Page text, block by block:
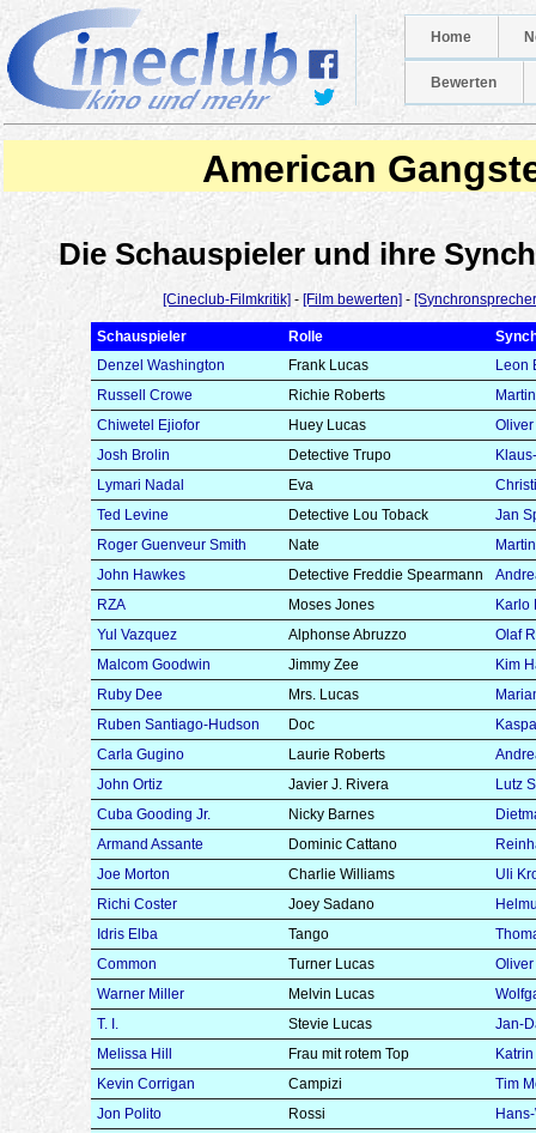
Home
Bewerten
American
Die Schauspieler und ihre
[Cineclub-Filmkritik] - [Film bewerten] -
Schauspieler Rolle
Denzel Washington
Frank Lucas
Leon
Russell Crowe
Richie Roberts
Chiwetel Ejiofor
Huey Lucas
Josh Brolin
Detective Trupo
Lymari Nadal
Eva
Ted Levine
Detective Lou Toback
Jan
Roger Guenveur Smith
Nate
John Hawkes
Detective Freddie Spearmann
RZA
Moses Jones
Karlo
Yul Vazquez
Alphonse Abruzzo
Olaf
Malcom Goodwin
Jimmy Zee
Kim
Ruby Dee
Mrs. Lucas
Ruben Santiago-Hudson
Doc
Carla Gugino
Laurie Roberts
John Ortiz
Javier J. Rivera
Lutz
Cuba Gooding Jr.
Nicky Barnes
Armand Assante
Dominic Cattano
Joe Morton
Charlie Williams
Uli
Richi Coster
Joey Sadano
Idris Elba
Tango
Common
Turner Lucas
Warner Miller
Melvin Lucas
T. I.
Stevie Lucas
Jan-
Melissa Hill
Frau mit rotem Top
Kevin Corrigan
Campizi
Tim
Jon Polito
Rossi